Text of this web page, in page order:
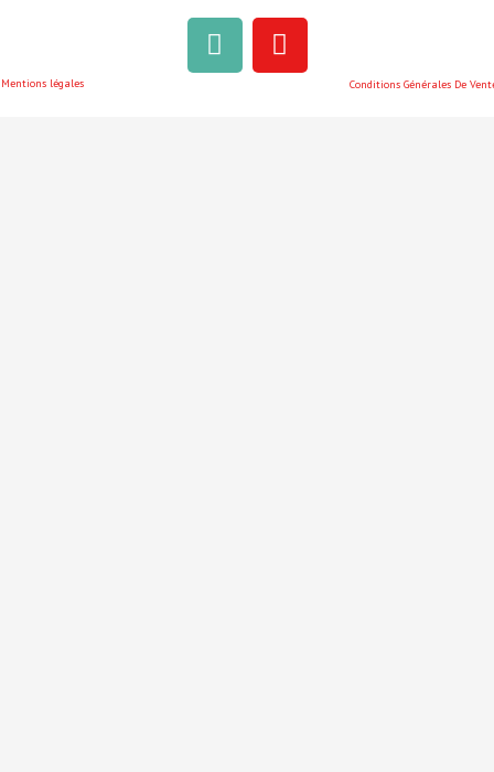
Mentions légales Conditions Générales De